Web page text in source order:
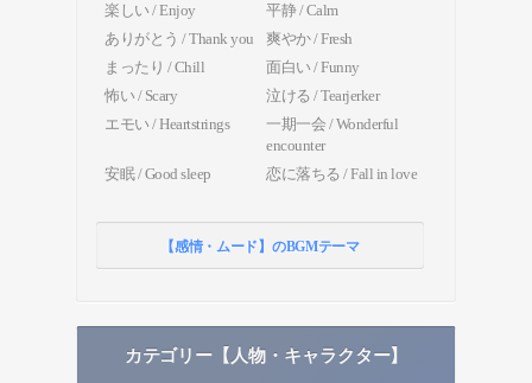
楽しい / Enjoy
平静 / Calm
ありがとう / Thank you
爽やか / Fresh
まったり / Chill
面白い / Funny
怖い / Scary
泣ける / Tearjerker
エモい / Heartstrings
一期一会 / Wonderful
encounter
安眠 / Good sleep
恋に落ちる / Fall in love
【感情・ムード】のBGMテーマ
カテゴリー【人物・キャラクター】